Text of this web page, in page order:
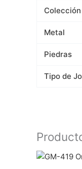
Colección
Metal
Piedras
Tipo de